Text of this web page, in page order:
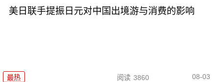
美日联手提振日元对中国出境游与消费的影响
最热 阅读 3860 08-03